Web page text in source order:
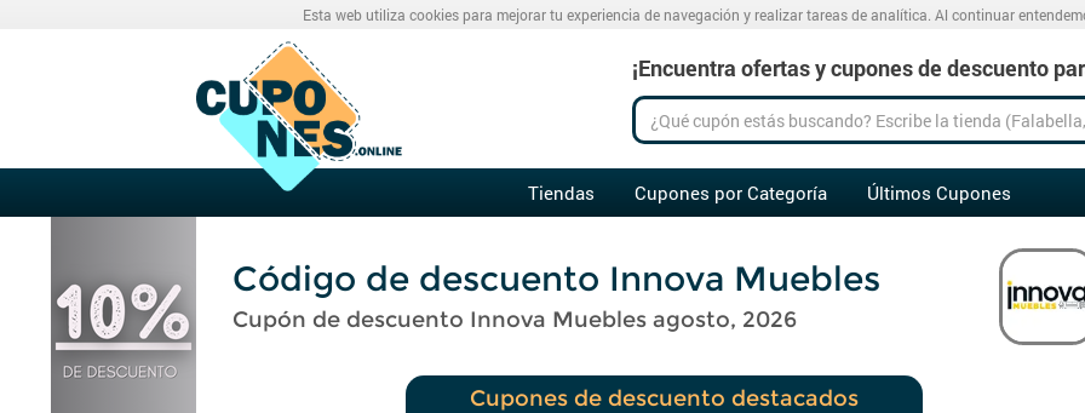
Esta web utiliza cookies para mejorar tu experiencia de navegación y realizar tareas de analítica. Al continuar
¡Encuentra ofertas y cupones de descuento
Tiendas Cupones por Categoría Últimos Cupones
Código de descuento Innova Muebles
Cupón de descuento Innova Muebles agosto, 2026
Cupones de descuento destacados